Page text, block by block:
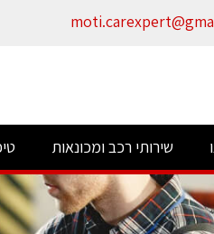
שירותי רכב ומכונאות